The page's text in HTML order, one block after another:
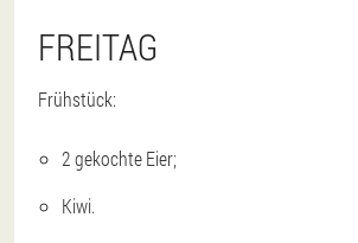
FREITAG
Frühstück:
2 gekochte Eier;
Kiwi.